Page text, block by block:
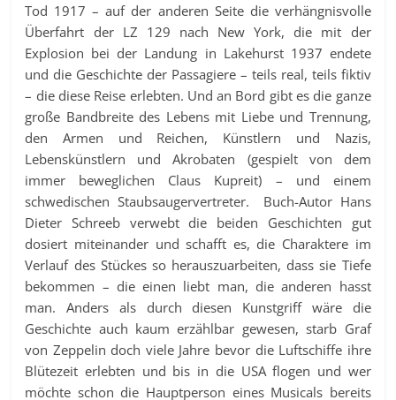
Tod 1917 – auf der anderen Seite die verhängnisvolle
Überfahrt der LZ 129 nach New York, die mit der
Explosion bei der Landung in Lakehurst 1937 endete
und die Geschichte der Passagiere – teils real, teils fiktiv
– die diese Reise erlebten. Und an Bord gibt es die ganze
große Bandbreite des Lebens mit Liebe und Trennung,
den Armen und Reichen, Künstlern und Nazis,
Lebenskünstlern und Akrobaten (gespielt von dem
immer beweglichen Claus Kupreit) – und einem
schwedischen Staubsaugervertreter. Buch-Autor Hans
Dieter Schreeb verwebt die beiden Geschichten gut
dosiert miteinander und schafft es, die Charaktere im
Verlauf des Stückes so herauszuarbeiten, dass sie Tiefe
bekommen – die einen liebt man, die anderen hasst
man. Anders als durch diesen Kunstgriff wäre die
Geschichte auch kaum erzählbar gewesen, starb Graf
von Zeppelin doch viele Jahre bevor die Luftschiffe ihre
Blütezeit erlebten und bis in die USA flogen und wer
möchte schon die Hauptperson eines Musicals bereits